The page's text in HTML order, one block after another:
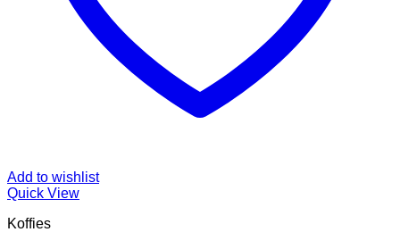
Add to wishlist
Quick View
Koffies